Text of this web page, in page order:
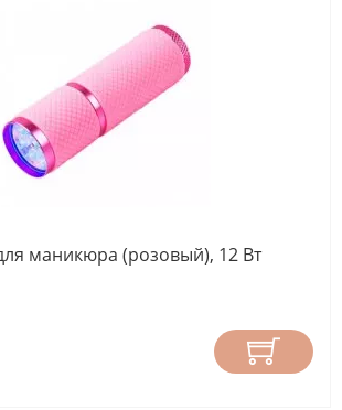
маникюра (розовый), 12 Вт